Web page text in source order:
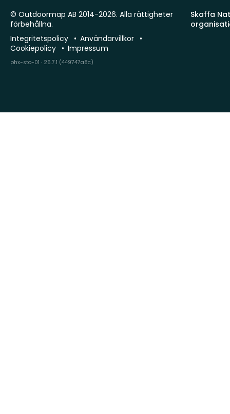
Skaffa
© Outdoormap AB 2014-2026. Alla rättigheter
förbehållna.
Integritetspolicy
Användarvillkor
Cookiepolicy
Impressum
phx-sto-01 · 26.7.1 (449747a8c)